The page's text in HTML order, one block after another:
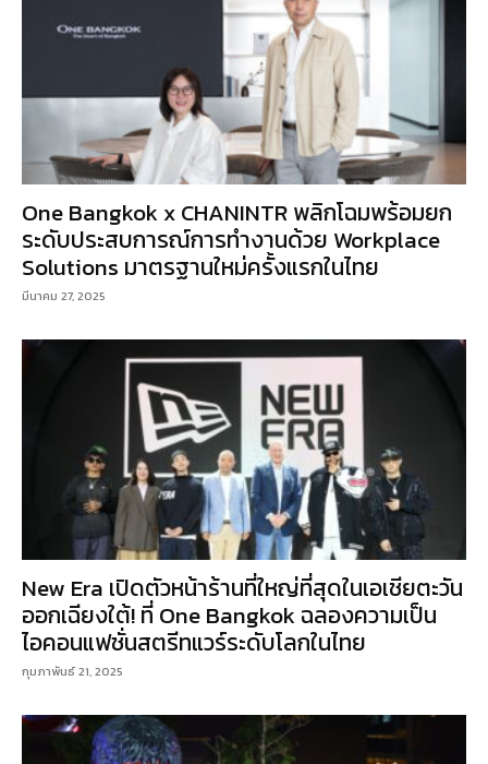
One Bangkok x CHANINTR พลิกโฉมพร้อมยก
ระดับประสบการณ์การทำงานด้วย Workplace
Solutions มาตรฐานใหม่ครั้งแรกในไทย
มีนาคม 27, 2025
New Era เปิดตัวหน้าร้านที่ใหญ่ที่สุดในเอเชียตะวัน
ออกเฉียงใต้! ที่ One Bangkok ฉลองความเป็น
ไอคอนแฟชั่นสตรีทแวร์ระดับโลกในไทย
กุมภาพันธ์ 21, 2025